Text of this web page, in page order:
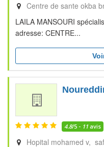
Centre de sante okba
LAILA MANSOURI
adresse: CENTRE...
4.8/5 - 11 avis
Hopital mohamed v,